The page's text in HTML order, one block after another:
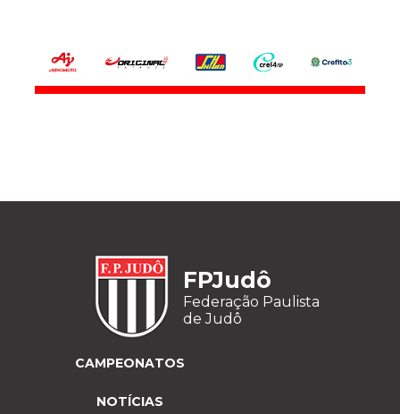
FPJudô
Federação Paulista
de Judô
CAMPEONATOS
NOTÍCIAS